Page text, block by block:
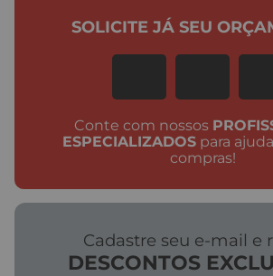
Conte com nossos
ESPECIALIZADOSpara
compras!
SOLICITE JÁ SEU
Cadastre seu e-mail e
DESCONTOS